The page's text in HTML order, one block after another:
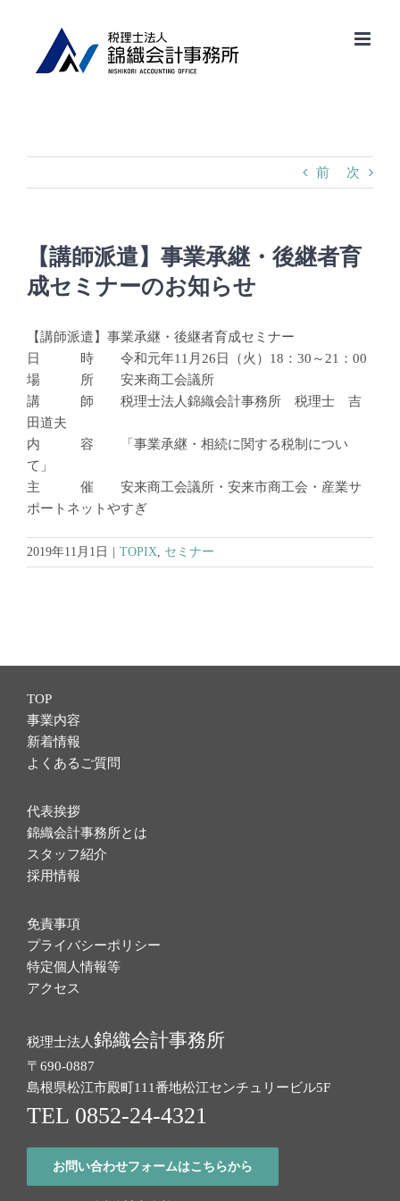
前 次
【講師派遣】事業承継・後継者育
成セミナーのお知らせ
【講師派遣】事業承継・後継者育成セミナー
日 時 令和元年11月26日（火）18：30～21：00
場 所 安来商工会議所
講 師 税理士法人錦織会計事務所 税理士 吉
田道夫
内 容 「事業承継・相続に関する税制につい
て」
主 催 安来商工会議所・安来市商工会・産業サ
ポートネットやすぎ
2019年11月1日 TOPIX, セミナー
TOP
事業内容
新着情報
よくあるご質問
代表挨拶
錦織会計事務所とは
スタッフ紹介
採用情報
免責事項
プライバシーポリシー
特定個人情報等
アクセス
税理士法人錦織会計事務所
〒690-0887
島根県松江市殿町111番地松江センチュリービル5F
TEL 0852-24-4321
お問い合わせフォームはこちらから